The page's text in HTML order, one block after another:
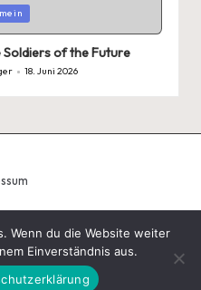
of the Future
18. Juni 2026
- Gugeli. All rights
Theme
Wenn du die Website weiter
Einverständnis aus.